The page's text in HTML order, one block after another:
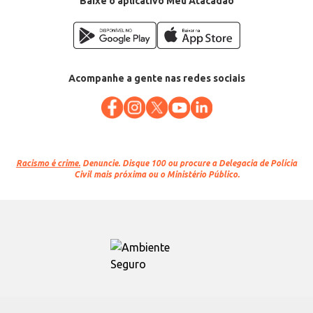
Acompanhe a gente nas redes sociais
Racismo é crime. Denuncie. Disque 100 ou procure a Delegacia de Polícia
Civil mais próxima ou o Ministério Público.